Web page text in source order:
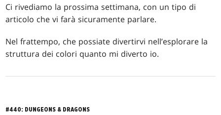
Ci rivediamo la prossima settimana, con un tipo di
articolo che vi farà sicuramente parlare.
Nel frattempo, che possiate divertirvi nell’esplorare la
struttura dei colori quanto mi diverto io.
#440: DUNGEONS & DRAGONS